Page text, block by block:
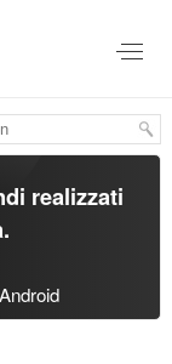
realizzati
.